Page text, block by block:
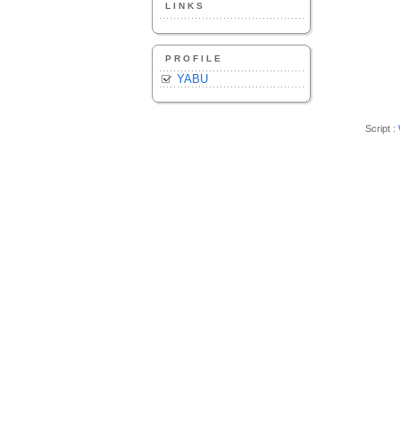
LINKS
PROFILE
YABU
Script :